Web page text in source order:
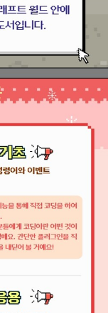
등, 무엇이든 괜찮
거닐다 보면 언젠가
길이 내 길이 아니
아온 경험이 빛이 바
니다. 그런 걱정은
끝까지 해낸 적 있
든, 어떤 길에서든 빛
창작자이고 개발
되기를 바랍니다. 여
놀이하는 사람이자